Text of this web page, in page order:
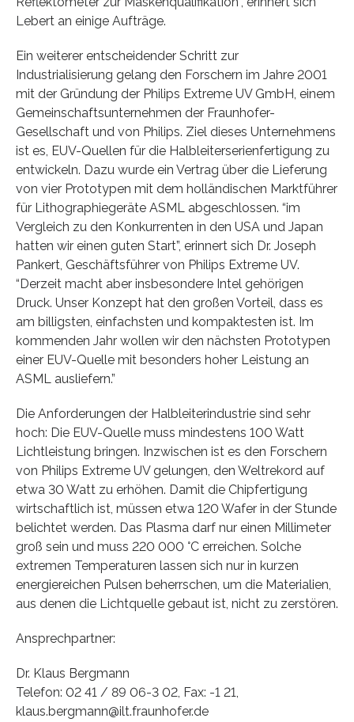
Lebert an einige Aufträge.
Ein weiterer entscheidender Schritt zur
Industrialisierung gelang den Forschern im Jahre 2001
mit der Gründung der Philips Extreme UV GmbH, einem
Gemeinschaftsunternehmen der Fraunhofer-
Gesellschaft und von Philips. Ziel dieses Unternehmens
ist es, EUV-Quellen für die Halbleiterserienfertigung zu
entwickeln. Dazu wurde ein Vertrag über die Lieferung
von vier Prototypen mit dem holländischen Marktführer
für Lithographiegeräte ASML abgeschlossen. “im
Vergleich zu den Konkurrenten in den USA und Japan
hatten wir einen guten Start”, erinnert sich Dr. Joseph
Pankert, Geschäftsführer von Philips Extreme UV.
“Derzeit macht aber insbesondere Intel gehörigen
Druck. Unser Konzept hat den großen Vorteil, dass es
am billigsten, einfachsten und kompaktesten ist. Im
kommenden Jahr wollen wir den nächsten Prototypen
einer EUV-Quelle mit besonders hoher Leistung an
ASML ausliefern.”
Die Anforderungen der Halbleiterindustrie sind sehr
hoch: Die EUV-Quelle muss mindestens 100 Watt
Lichtleistung bringen. Inzwischen ist es den Forschern
von Philips Extreme UV gelungen, den Weltrekord auf
etwa 30 Watt zu erhöhen. Damit die Chipfertigung
wirtschaftlich ist, müssen etwa 120 Wafer in der Stunde
belichtet werden. Das Plasma darf nur einen Millimeter
groß sein und muss 220 000 °C erreichen. Solche
extremen Temperaturen lassen sich nur in kurzen
energiereichen Pulsen beherrschen, um die Materialien,
aus denen die Lichtquelle gebaut ist, nicht zu zerstören.
Ansprechpartner:
Dr. Klaus Bergmann
Telefon: 02 41 / 89 06-3 02, Fax: -1 21,
klaus.bergmann@ilt.fraunhofer.de